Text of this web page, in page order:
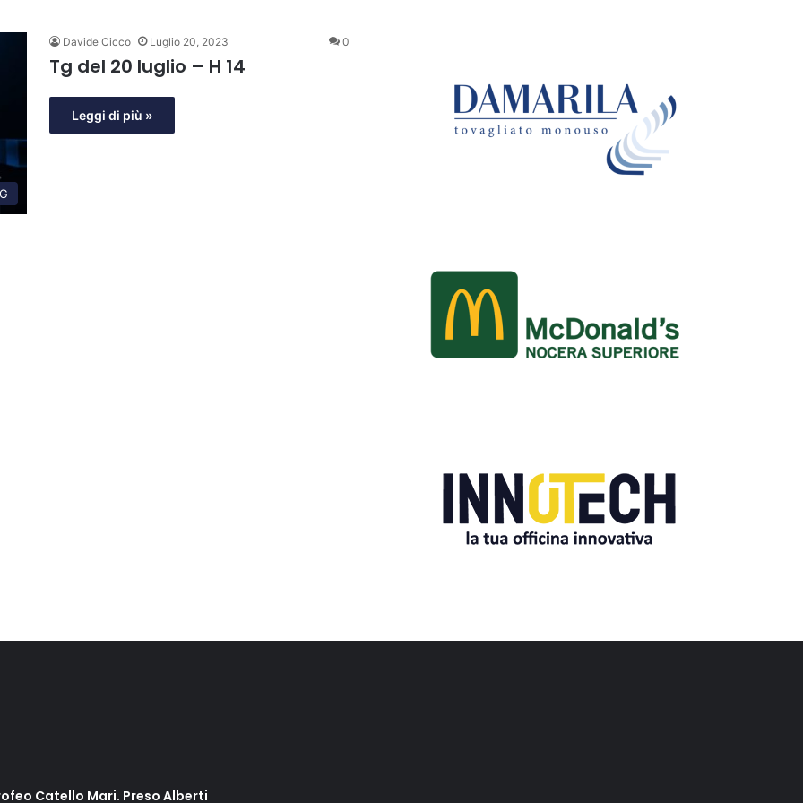
Davide Cicco Luglio 20, 2023 0
Tg del 20 luglio – H 14
Leggi di più »
Catello Mari. Preso Alberti